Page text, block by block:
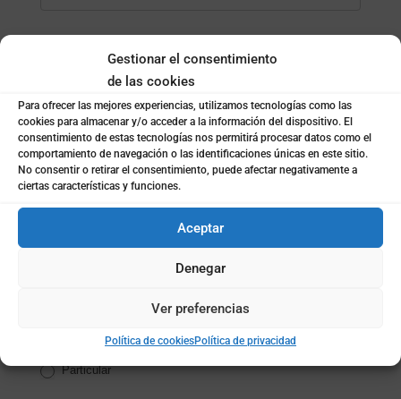
Gestionar el consentimiento
de las cookies
Para ofrecer las mejores experiencias, utilizamos tecnologías como las
cookies para almacenar y/o acceder a la información del dispositivo. El
consentimiento de estas tecnologías nos permitirá procesar datos como el
comportamiento de navegación o las identificaciones únicas en este sitio.
No consentir o retirar el consentimiento, puede afectar negativamente a
ciertas características y funciones.
Aceptar
Denegar
Ver preferencias
Política de cookiesPolítica de privacidad
Apellidos
Email *
Teléfono*
Empresa
Particular